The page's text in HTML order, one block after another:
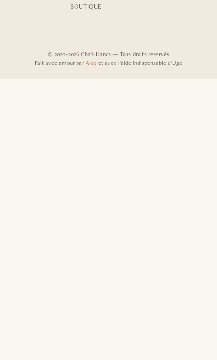
BOUTIQUE
© 2020–2026 Cha's Hands — Tous droits réservés
Fait avec amour par Alex et avec l'aide indispensable d'Ugo